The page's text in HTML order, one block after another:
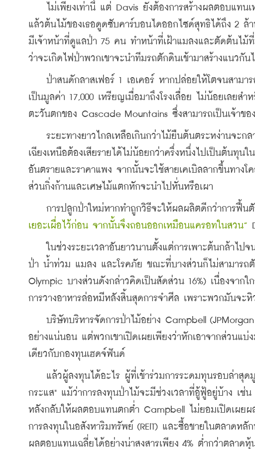
ไม่เพียงเท่านี้ แต่ Davis ยังต้องการสร้างผลตอบแทนเ
แล้วต้นไม้ของเธอดูดซับคาร์บอนไดออกไซด์สุทธิได้ถึง 2 ล้
มีเจ้าหน้าที่ดูแลป่า 75 คน ทำหน้าที่เฝ้าแมลงและตัดต้นไม้
ว่าจะเกิดไฟป่าพวกเขาจะนำทีมรถตักดินเข้ามาสร้างแนวกัน
ป่าสนดักลาสเฟอร์ 1 เอเคอร์ หากปล่อยให้โตจนสามา
เป็นมูลค่า 17,000 เหรียญเมื่อมาถึงโรงเลื่อย ไม่น้อยเลย
ตะวันตกของ Cascade Mountains ซึ่งสามารถเป็นเจ้าขอ
ระยะทางยาวไกลเหลือเกินกว่าไม้ยืนต้นตระหง่านจะกล
เฉียงเหนือต้องเสียรายได้ไม่น้อยกว่าครึ่งหนึ่งไปเป็นต้นทุ
อันตรายและราคาแพง จากนั้นจะใช้สายเคเบิลลากขึ้นทา
ส่วนกิ่งก้านและเศษไม้แตกหักจะนำไปหั่นหรือเผา
การปลูกป่าใหม่หากทำถูกวิธีจะให้ผลผลิตดีกว่าการฟื้น
เยอะเผื่อไว้ก่อน จากนั้นจึงถอนออกเหมือนแครอทในสวน”
ในช่วงระยะเวลาอันยาวนานตั้งแต่การเพาะต้นกล้าไปจ
ป่า น้ำท่วม แมลง และโรคภัย ขณะที่บางส่วนก็ไม่สามาร
Olympic บางส่วนดังกล่าวคิดเป็นสัดส่วน 16%) เนื่องจาก
การวางอาหารล่อหมีหลังสิ้นสุดการจำศีล เพราะพวกมันจะ
บริษัทบริหารจัดการป่าไม้อย่าง Campbell (JPMorgan
อย่างแน่นอน แต่พวกเขาเปิดเผยเพียงว่าหักเอาจากส่วนแ
เดียวกับกองทุนเฮดจ์ฟันด์
แล้วผู้ลงทุนได้อะไร ผู้ที่เข้าร่วมการระดมทุนรอบล่าสุดมู
กระแส" แม้ว่าการลงทุนป่าไม้จะมีช่วงเวลาที่อู้ฟู้อยู่บ้าง เช่
หลังกลับให้ผลตอบแทนตกต่ำ Campbell ไม่ยอมเปิดเผยผ
การลงทุนในอสังหาริมทรัพย์ (REIT) และซื้อขายในตลาดห
ผลตอบแทนเฉลี่ยได้อย่างน่าสงสารเพียง 4% ต่ำกว่าตลาดหุ้